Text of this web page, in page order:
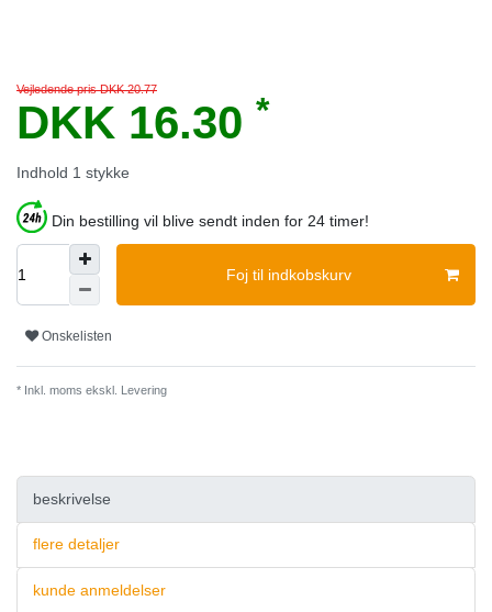
Vejledende pris DKK 20.77
DKK 16.30 *
Indhold 1 stykke
Din bestilling vil blive sendt inden for 24 timer!
Foj til indkobskurv
Onskelisten
* Inkl. moms ekskl. Levering
beskrivelse
flere detaljer
kunde anmeldelser